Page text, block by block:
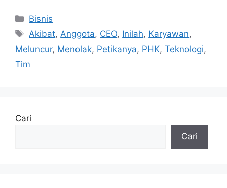
Kategori
Bisnis
Tag
Akibat, Anggota, CEO, Inilah, Karyawan,
Meluncur, Menolak, Petikanya, PHK, Teknologi,
Tim
Cari
Cari